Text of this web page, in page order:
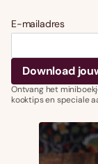
E-mailadres
Ontvang het
kooktips en speciale